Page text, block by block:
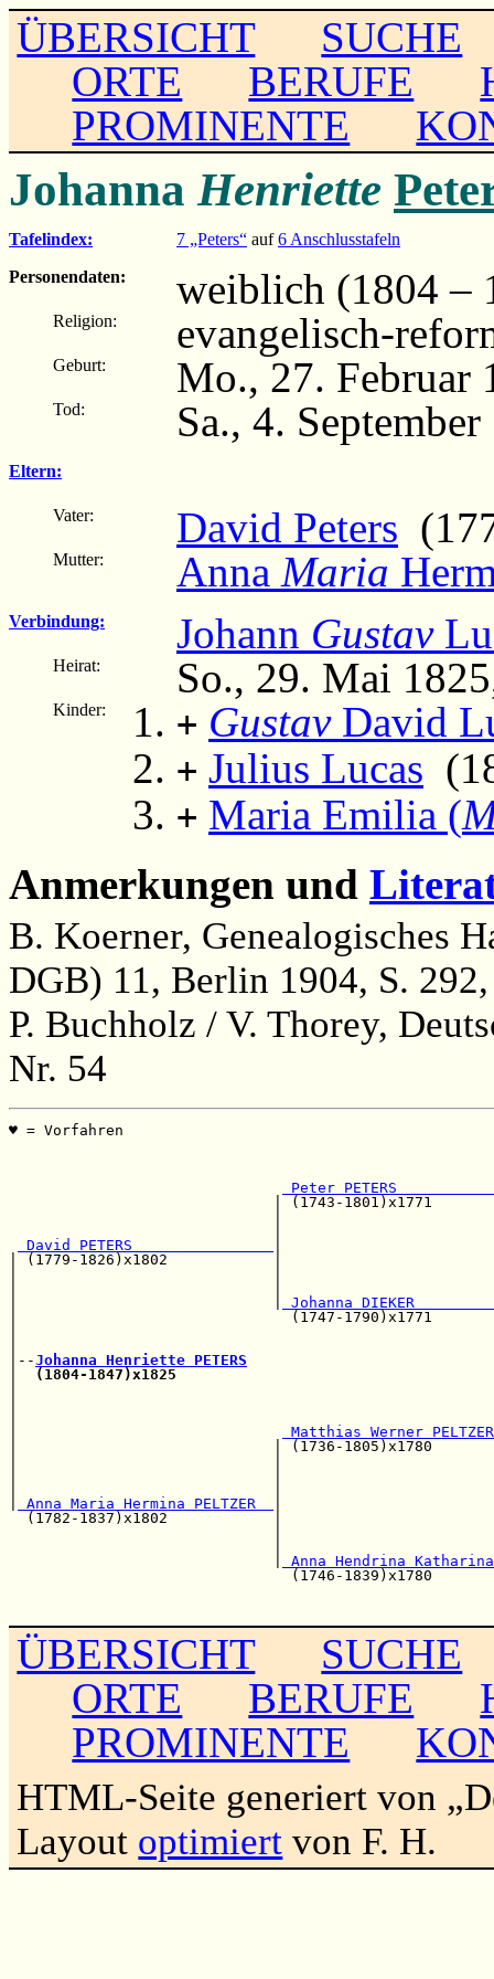
ÜBERSICHT
SUCHE
ORTE
BERUFE
PROMINENTE
Johanna Henriette
Tafelindex: 7 „Peters“ auf6 Anschlusstafeln
Personendaten:
weiblich (1804 –
Religion: evangelisch-
Geburt: Mo., 27. Februar
Tod: Sa., 4.
Eltern:
Vater: David Peters
Mutter: Anna Maria
Verbindung: Johann Gustav
Heirat: So., 29. Mai
Kinder: + GustavDavid
+ Julius Lucas
+ Maria Emilia (
Anmerkungen und
B. Koerner, Genealogisches
DGB) 11, Berlin 1904, S.
P. Buchholz / V. Thorey,
Nr. 54
♥ =
Peter
| (1743-
David PETERS
| (1779-1826)x1802            |
Johanna
|                               (1747-
|--Johanna Henriette PETERS
(1804-1847)x1825
Matthias Werner
|                             | (1736-
Anna Maria Hermina PELTZER
(1782-1837)x1802            |
Anna Hendrina Katharina
(1746-
ÜBERSICHT
SUCHE
ORTE
BERUFE
PROMINENTE
HTML-Seite generiert von
Layout optimiert von F. H.